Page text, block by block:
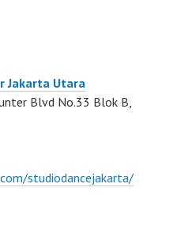
Jakarta Utara
Blvd No.33 Blok B,
studiodancejakarta/